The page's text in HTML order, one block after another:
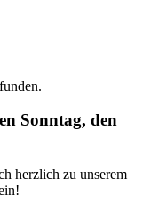
Sonntag, den
herzlich zu unserem